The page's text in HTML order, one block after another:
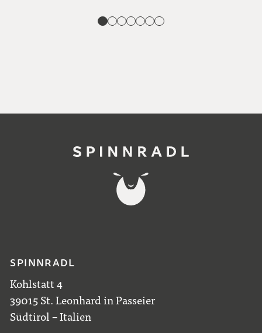
SPINNRADL
Kohlstatt 4
39015 St. Leonhard in Passeier
Südtirol – Italien